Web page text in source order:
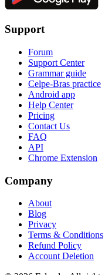
Support
Forum
Support Center
Grammar guide
Celpe-Bras practice
Android app
Help Center
Pricing
Contact Us
FAQ
API
Chrome Extension
Company
About
Blog
Privacy
Terms & Conditions
Refund Policy
Account Deletion